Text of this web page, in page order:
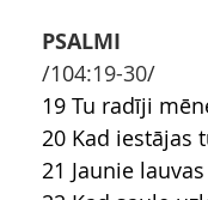
PSALMI
/104:19-30/
19 Tu radīji
20 Kad iestājas
21 Jaunie